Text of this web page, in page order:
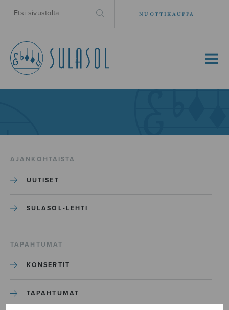
NUOTTIKAUPPA
MENU
AJANKOHTAISTA
UUTISET
SULASOL-LEHTI
TAPAHTUMAT
KONSERTIT
TAPAHTUMAT